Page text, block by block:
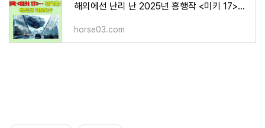
해외에선 난리 난 2025년 흥행작 <미키 17>… 한국만 조용했던 이유는?
horse03.com